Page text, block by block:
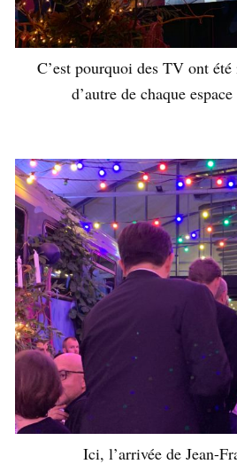
C’est pourquoi des TV ont
d’autre de chaque
Ici, l’arrivée de Jean-